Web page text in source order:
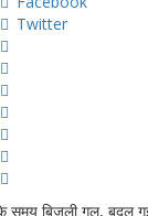
Twitter